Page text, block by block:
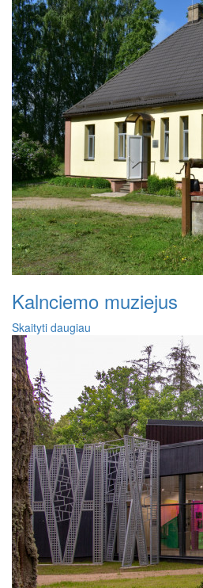
Kalnciemo muziejus
Skaityti daugiau